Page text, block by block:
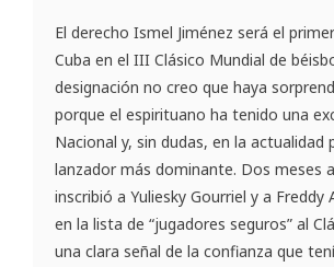
El derecho Ismel Jiménez será el
Cuba en el III Clásico Mundial de
designación no creo que haya
porque el espirituano ha tenido una
Nacional y, sin dudas, en la actualidad
lanzador más dominante. Dos meses
inscribió a Yuliesky Gourriel y a Freddy
en la lista de “jugadores seguros” al
una clara señal de la confianza que